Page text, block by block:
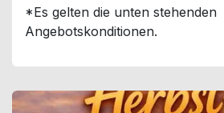
*Es gelten die unten stehenden
Angebotskonditionen.